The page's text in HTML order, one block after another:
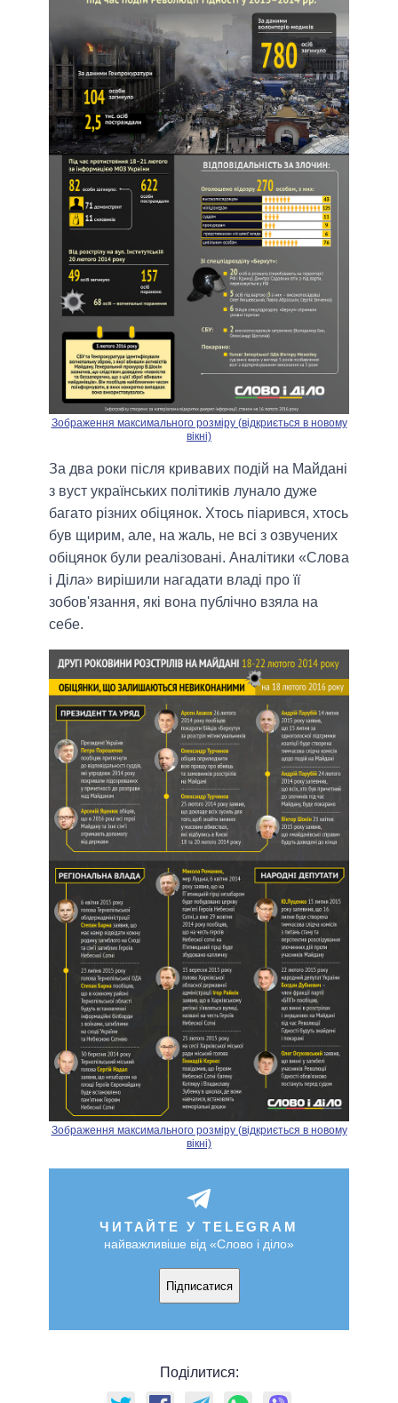
Зображення максимального розміру (відкриється в новому
вікні)
За два роки після кривавих подій на Майдані
з вуст українських політиків лунало дуже
багато різних обіцянок. Хтось піарився, хтось
був щирим, але, на жаль, не всі з озвучених
обіцянок були реалізовані. Аналітики «Слова
і Діла» вирішили нагадати владі про її
зобов'язання, які вона публічно взяла на
себе.
Зображення максимального розміру (відкриється в новому
вікні)
ЧИТАЙТЕ У TELEGRAM
найважливіше від «Слово і діло»
Підписатися
Поділитися: